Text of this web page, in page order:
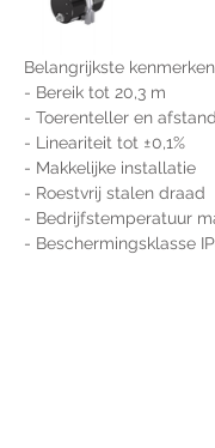
Belangrijkste
- Bereik tot 20,3 m
- Toerenteller en
- Lineariteit tot ±0,1%
- Makkelijke installatie
- Roestvrij stalen draad
- Bedrijfstemperatuur
- Beschermingsklasse